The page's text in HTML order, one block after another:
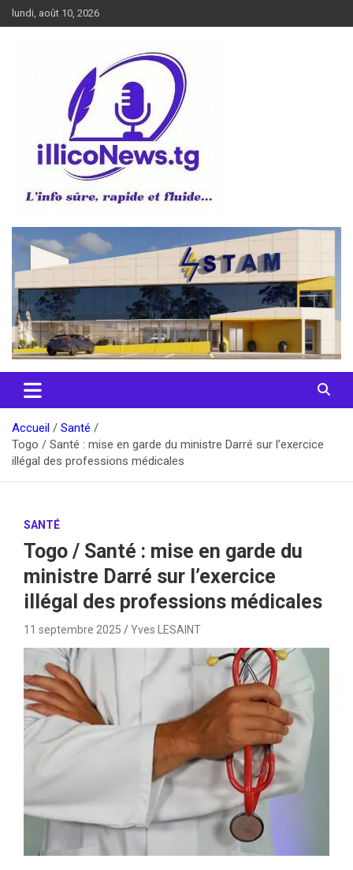
Aller
au
lundi, août 10, 2026
illiconews
Accueil
Santé
Togo / Santé : mise en garde du ministre Darré sur l’exercice
illégal des professions médicales
SANTÉ
Togo / Santé : mise en garde du
ministre Darré sur l’exercice
illégal des professions médicales
11 septembre 2025 Yves LESAINT